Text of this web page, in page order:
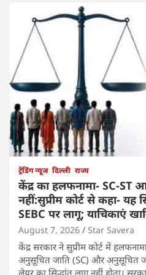
ट्रेंडिंग न्यूज दिल्ली राज्य
केंद्र का हलफनामा- SC-ST
नहीं:सुप्रीम कोर्ट से कहा- यह
SEBC पर लागू; याचिकाएं
August 7, 2026 Star Savera
केंद्र सरकार ने सुप्रीम कोर्ट में
अनुसूचित जाति (SC) और अनुसूचित